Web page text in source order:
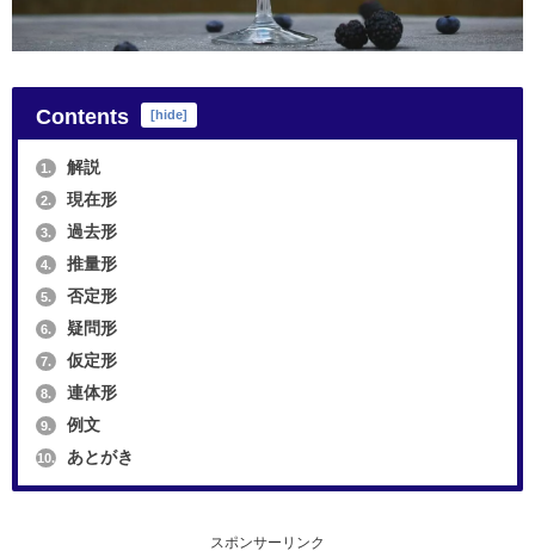
Contents [hide]
1. 解説
2. 現在形
3. 過去形
4. 推量形
5. 否定形
6. 疑問形
7. 仮定形
8. 連体形
9. 例文
10. あとがき
スポンサーリンク